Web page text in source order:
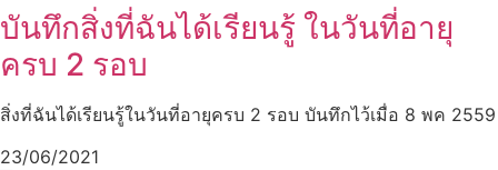
บันทึกสิ่งที่ฉันได้เรียนรู้ ในวันที่อายุ
ครบ 2 รอบ
สิ่งที่ฉันได้เรียนรู้ในวันที่อายุครบ 2 รอบ บันทึกไว้เมื่อ 8 พค 2559
23/06/2021